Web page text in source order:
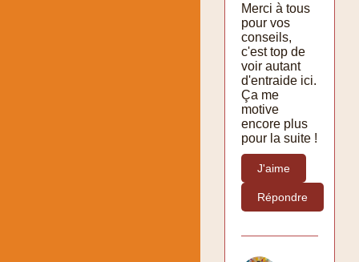
Merci à tous
pour vos
conseils,
c'est top de
voir autant
d'entraide ici.
Ça me
motive
encore plus
pour la suite !
J'aime
Répondre